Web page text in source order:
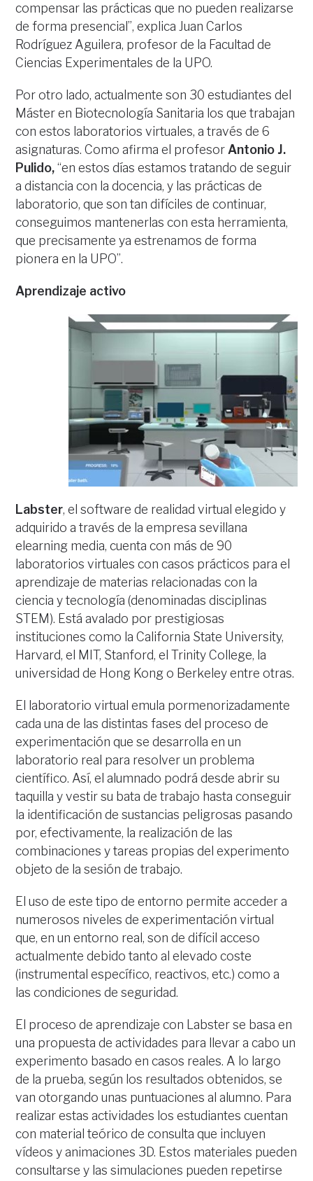
compensar las prácticas que no pueden realizarse
de forma presencial”, explica Juan Carlos
Rodríguez Aguilera, profesor de la Facultad de
Ciencias Experimentales de la UPO.
Por otro lado, actualmente son 30 estudiantes del
Máster en Biotecnología Sanitaria los que trabajan
con estos laboratorios virtuales, a través de 6
asignaturas. Como afirma el profesor Antonio J.
Pulido,“en estos días estamos tratando de seguir
a distancia con la docencia, y las prácticas de
laboratorio, que son tan difíciles de continuar,
conseguimos mantenerlas con esta herramienta,
que precisamente ya estrenamos de forma
pionera en la UPO”.
Aprendizaje activo
Labster, el software de realidad virtual elegido y
adquirido a través de la empresa sevillana
elearning media, cuenta con más de 90
laboratorios virtuales con casos prácticos para el
aprendizaje de materias relacionadas con la
ciencia y tecnología (denominadas disciplinas
STEM). Está avalado por prestigiosas
instituciones como la California State University,
Harvard, el MIT, Stanford, el Trinity College, la
universidad de Hong Kong o Berkeley entre otras.
El laboratorio virtual emula pormenorizadamente
cada una de las distintas fases del proceso de
experimentación que se desarrolla en un
laboratorio real para resolver un problema
científico. Así, el alumnado podrá desde abrir su
taquilla y vestir su bata de trabajo hasta conseguir
la identificación de sustancias peligrosas pasando
por, efectivamente, la realización de las
combinaciones y tareas propias del experimento
objeto de la sesión de trabajo.
El uso de este tipo de entorno permite acceder a
numerosos niveles de experimentación virtual
que, en un entorno real, son de difícil acceso
actualmente debido tanto al elevado coste
(instrumental específico, reactivos, etc.) como a
las condiciones de seguridad.
El proceso de aprendizaje con Labster se basa en
una propuesta de actividades para llevar a cabo un
experimento basado en casos reales. A lo largo
de la prueba, según los resultados obtenidos, se
van otorgando unas puntuaciones al alumno. Para
realizar estas actividades los estudiantes cuentan
con material teórico de consulta que incluyen
vídeos y animaciones 3D. Estos materiales pueden
consultarse y las simulaciones pueden repetirse